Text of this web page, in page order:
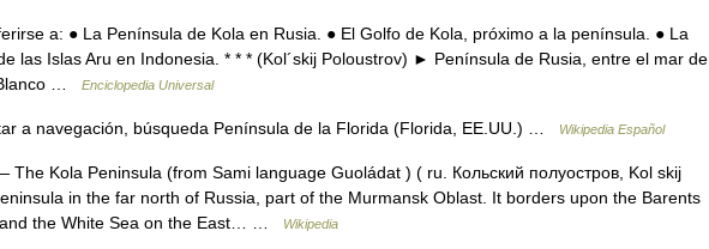
a: ● La Península de Kola en Rusia. ● El Golfo de Kola, próximo a la península. ● La
las Islas Aru en Indonesia. * * * (Kol´skij Poloustrov) ► Península de Rusia, entre el mar de
…
Enciclopedia Universal
a navegación, búsqueda Península de la Florida (Florida, EE.UU.) … Wikipedia Español
The Kola Peninsula (from Sami language Guoládat ) ( ru. Кольский полуостров, Kol skij
in the far north of Russia, part of the Murmansk Oblast. It borders upon the Barents
the White Sea on the East… …
Wikipedia